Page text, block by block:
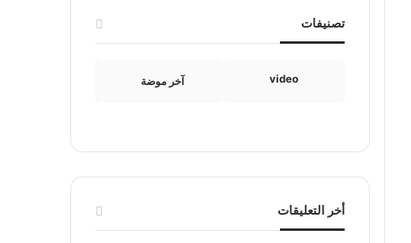
تصنيفات
video آخر موضة
أخر التعليقات